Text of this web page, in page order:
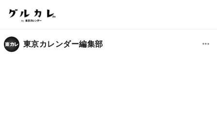
東京カレンダー編集部